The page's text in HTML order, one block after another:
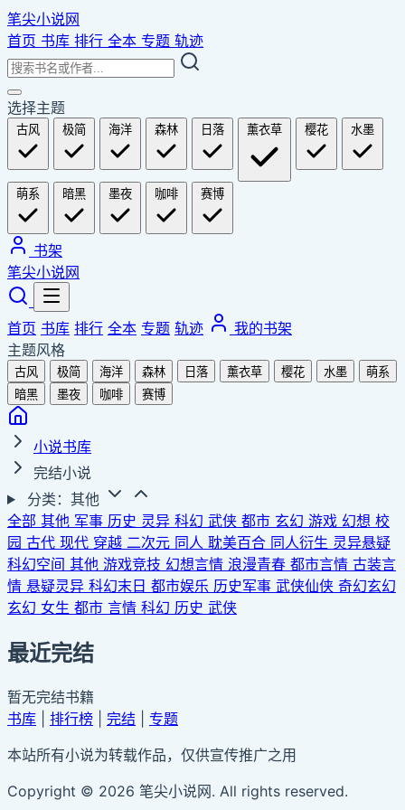
笔尖小说网
首页 书库 排行 全本 专题 轨迹
选择主题
古风 极简 海洋 森林 日落 薰衣草 樱花 水墨
萌系 暗黑 墨夜 咖啡 赛博
书架
笔尖小说网
首页 书库 排行 全本 专题 轨迹
我的书架
主题风格
古风 极简 海洋 森林 日落 薰衣草 樱花 水墨
萌系
暗黑
墨夜 咖啡 赛博
小说书库
完结小说
分类：其他
全部 其他 军事 历史 灵异 科幻 武侠 都市 玄幻 游戏 幻想 校
园 古代 现代 穿越 二次元 同人 耽美百合 同人衍生 灵异悬疑
科幻空间 其他 游戏竞技 幻想言情 浪漫青春 都市言情 古装言
情 悬疑灵异 科幻末日 都市娱乐 历史军事 武侠仙侠 奇幻玄幻
玄幻 女生 都市 言情 科幻 历史 武侠
最近完结
暂无完结书籍
书库
排行榜 完结
专题
本站所有小说为转载作品，仅供宣传推广之用
Copyright © 2026 笔尖小说网. All rights reserved.